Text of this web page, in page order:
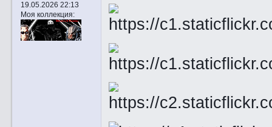
19.05.2026 22:13
Моя коллекция: